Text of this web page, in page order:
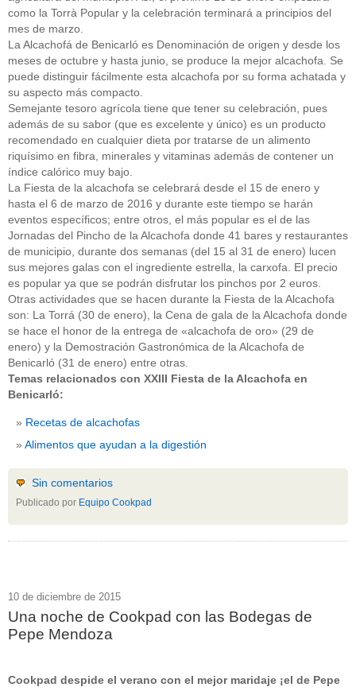
como la Torrà Popular y la celebración terminará a principios del
mes de marzo.
La Alcachofá de Benicarló es Denominación de origen y desde los
meses de octubre y hasta junio, se produce la mejor alcachofa. Se
puede distinguir fácilmente esta alcachofa por su forma achatada y
su aspecto más compacto.
Semejante tesoro agrícola tiene que tener su celebración, pues
además de su sabor (que es excelente y único) es un producto
recomendado en cualquier dieta por tratarse de un alimento
riquísimo en fibra, minerales y vitaminas además de contener un
índice calórico muy bajo.
La Fiesta de la alcachofa se celebrará desde el 15 de enero y
hasta el 6 de marzo de 2016 y durante este tiempo se harán
eventos específicos; entre otros, el más popular es el de las
Jornadas del Pincho de la Alcachofa donde 41 bares y restaurantes
de municipio, durante dos semanas (del 15 al 31 de enero) lucen
sus mejores galas con el ingrediente estrella, la carxofa. El precio
es popular ya que se podrán disfrutar los pinchos por 2 euros.
Otras actividades que se hacen durante la Fiesta de la Alcachofa
son: La Torrá (30 de enero), la Cena de gala de la Alcachofa donde
se hace el honor de la entrega de «alcachofa de oro» (29 de
enero) y la Demostración Gastronómica de la Alcachofa de
Benicarló (31 de enero) entre otras.
Temas relacionados con XXIII Fiesta de la Alcachofa en
Benicarló:
Recetas de alcachofas
Alimentos que ayudan a la digestión
Sin comentarios
Publicado por Equipo Cookpad
10 de diciembre de 2015
Una noche de Cookpad con las Bodegas de
Pepe Mendoza
Cookpad despide el verano con el mejor maridaje ¡el de Pepe